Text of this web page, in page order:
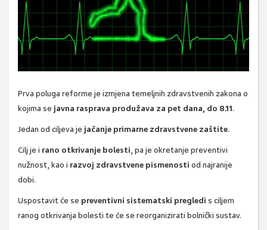
Prva poluga reforme je izmjena temeljnih zdravstvenih zakona o
kojima se javna rasprava produžava za pet dana, do 8.11.
Jedan od ciljeva je jačanje primarne zdravstvene zaštite.
Cilj je i rano otkrivanje bolesti, pa je okretanje preventivi
nužnost, kao i razvoj zdravstvene pismenosti od najranije
dobi.
Uspostavit će se preventivni sistematski pregledi s ciljem
ranog otkrivanja bolesti te će se reorganizirati bolnički sustav.